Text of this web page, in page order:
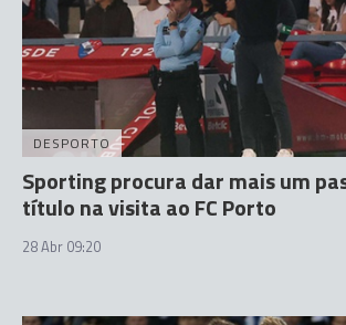
DESPORTO
Sporting procura dar mais um
título na visita ao FC Porto
28 Abr 09:20